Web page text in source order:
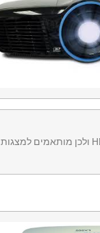
מקרנים אלה בעלי תאורה של 4000 – 3000 אנסי והם נועדו להתמודד עם תאורה חלקית באולם. המקרנים הם בעלי רזולוציה גבוהה HD ולכן מותאמים למצגות